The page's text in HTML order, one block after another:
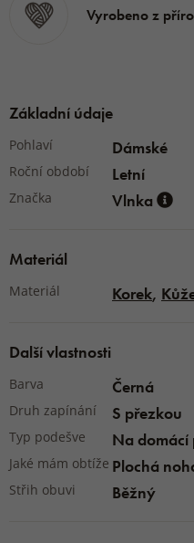
Vyrobeno z
Základní údaje
Pohlaví Dámské
Roční období Letní
Značka Vlnka
Materiál
Materiál Korek,
Další vlastnosti
Barva Černá
Druh zapínání S přezkou
Typ podešve Na
Jaké mám obtíže Plochá
Střih obuvi Běžný